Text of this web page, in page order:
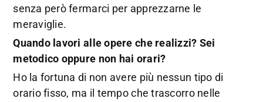
senza però fermarci per apprezzarne le
meraviglie.
Quando lavori alle opere che realizzi? Sei
metodico oppure non hai orari?
Ho la fortuna di non avere più nessun tipo di
orario fisso, ma il tempo che trascorro nelle